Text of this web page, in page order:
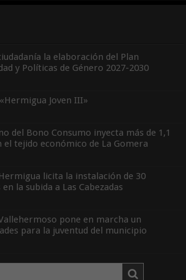
la elaboración del Plan
y Políticas de Género 2027-2030
Joven III»
del Bono Consumo inyecta más de 1,1
el tejido económico de La Gomera
licita la instalación de 30
la subida a Las Cabezadas
pone en marcha un
para la juventud del municipio